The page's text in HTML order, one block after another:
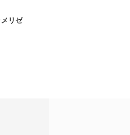
リゼ